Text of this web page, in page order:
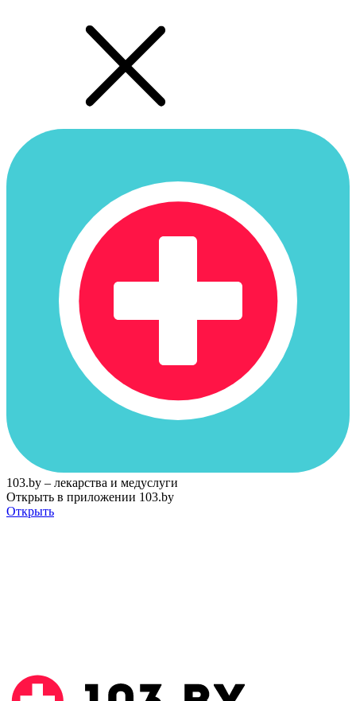
103.by – лекарства и медуслуги
Открыть в приложении 103.by
Открыть